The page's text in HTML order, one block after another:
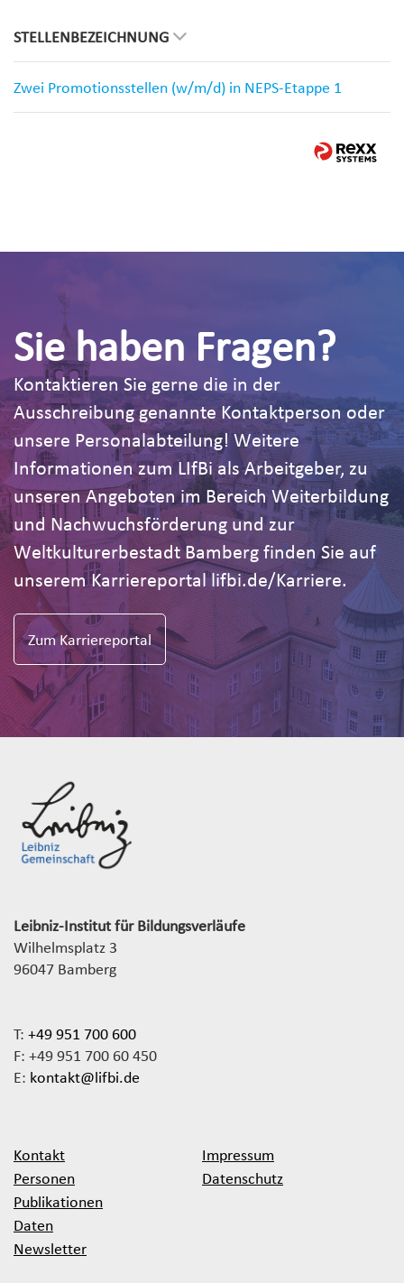
STELLENBEZEICHNUNG
Zwei Promotionsstellen (w/m/d) in NEPS-Etappe 1
Sie haben Fragen?
Kontaktieren Sie gerne die in der
Ausschreibung genannte Kontaktperson oder
unsere Personalabteilung! Weitere
Informationen zum LIfBi als Arbeitgeber, zu
unseren Angeboten im Bereich Weiterbildung
und Nachwuchsförderung und zur
Weltkulturerbestadt Bamberg finden Sie auf
unserem Karriereportal lifbi.de/Karriere.
Zum Karriereportal
Leibniz-Institut für Bildungsverläufe
Wilhelmsplatz 3
96047 Bamberg
T: +49 951 700 600
F: +49 951 700 60 450
E: kontakt@lifbi.de
Kontakt
Personen
Publikationen
Daten
Newsletter
Impressum
Datenschutz